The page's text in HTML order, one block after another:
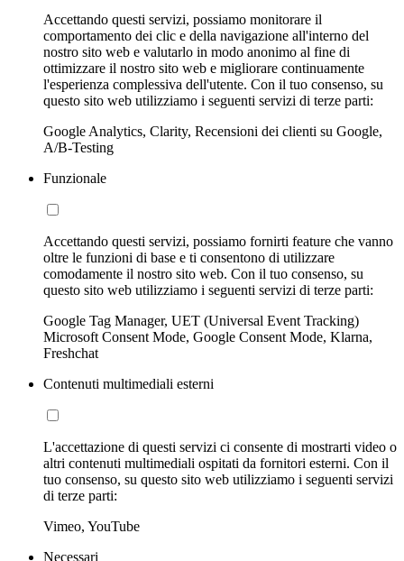
Accettando questi servizi, possiamo monitorare il
comportamento dei clic e della navigazione all'interno del
nostro sito web e valutarlo in modo anonimo al fine di
ottimizzare il nostro sito web e migliorare continuamente
l'esperienza complessiva dell'utente. Con il tuo consenso, su
questo sito web utilizziamo i seguenti servizi di terze parti:
Google Analytics, Clarity, Recensioni dei clienti su Google,
A/B-Testing
Funzionale
Accettando questi servizi, possiamo fornirti feature che vanno
oltre le funzioni di base e ti consentono di utilizzare
comodamente il nostro sito web. Con il tuo consenso, su
questo sito web utilizziamo i seguenti servizi di terze parti:
Google Tag Manager, UET (Universal Event Tracking)
Microsoft Consent Mode, Google Consent Mode, Klarna,
Freshchat
Contenuti multimediali esterni
L'accettazione di questi servizi ci consente di mostrarti video o
altri contenuti multimediali ospitati da fornitori esterni. Con il
tuo consenso, su questo sito web utilizziamo i seguenti servizi
di terze parti:
Vimeo, YouTube
Necessari